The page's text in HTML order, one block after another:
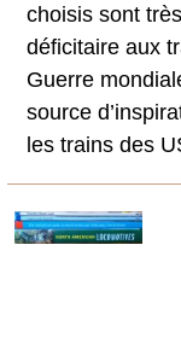
choisis sont
déficitaire aux
Guerre
source
les trains des